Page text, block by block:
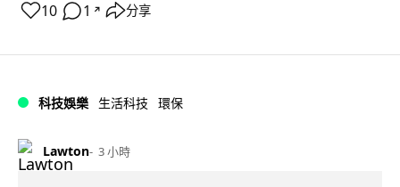
10 1 ↗ 分享
科技娛樂 生活科技 環保
Lawton 3 小時